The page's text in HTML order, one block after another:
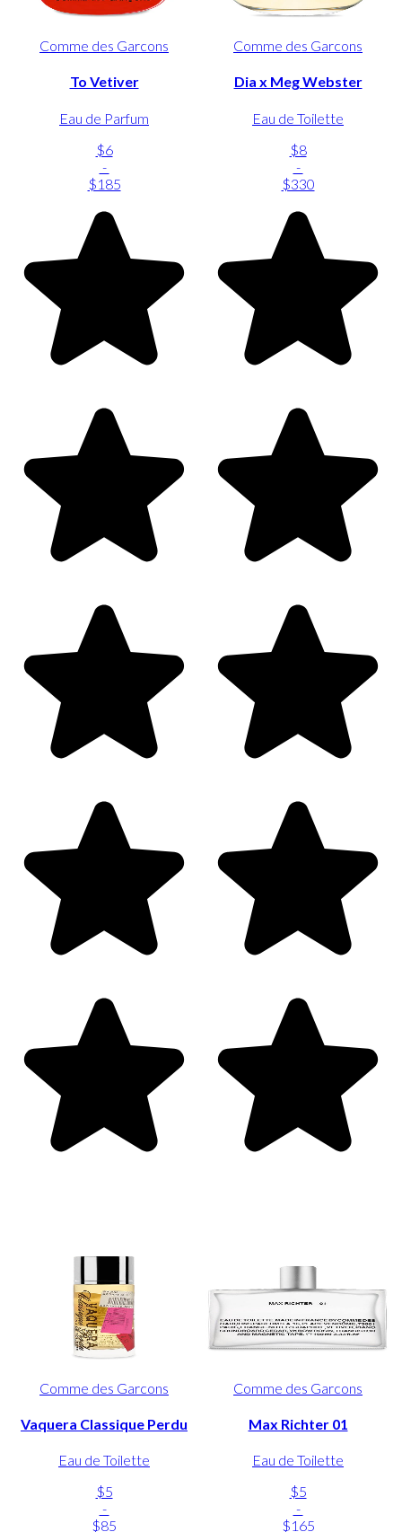
Comme des Garcons
To Vetiver
Eau de Parfum
$6
-
$185
Comme des Garcons
Dia x Meg Webster
Eau de Toilette
$8
-
$330
Comme des Garcons
Vaquera Classique Perdu
Eau de Toilette
$5
-
$85
Comme des Garcons
Max Richter 01
Eau de Toilette
$5
-
$165